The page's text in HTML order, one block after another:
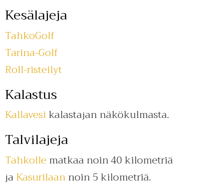
Kesälajeja
TahkoGolf
Tarina-Golf
Roll-risteilyt
Kalastus
Kallavesikalastajan näkökulmasta.
Talvilajeja
Tahkolle matkaa noin 40 kilometriä
jaKasurilaannoin 5 kilometriä.